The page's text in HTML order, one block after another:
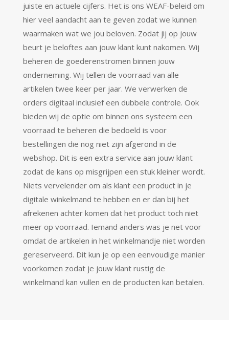
juiste en actuele cijfers. Het is ons WEAF-beleid om
hier veel aandacht aan te geven zodat we kunnen
waarmaken wat we jou beloven. Zodat jij op jouw
beurt je beloftes aan jouw klant kunt nakomen. Wij
beheren de goederenstromen binnen jouw
onderneming. Wij tellen de voorraad van alle
artikelen twee keer per jaar. We verwerken de
orders digitaal inclusief een dubbele controle. Ook
bieden wij de optie om binnen ons systeem een
voorraad te beheren die bedoeld is voor
bestellingen die nog niet zijn afgerond in de
webshop. Dit is een extra service aan jouw klant
zodat de kans op misgrijpen een stuk kleiner wordt.
Niets vervelender om als klant een product in je
digitale winkelmand te hebben en er dan bij het
afrekenen achter komen dat het product toch niet
meer op voorraad. Iemand anders was je net voor
omdat de artikelen in het winkelmandje niet worden
gereserveerd. Dit kun je op een eenvoudige manier
voorkomen zodat je jouw klant rustig de
winkelmand kan vullen en de producten kan betalen.